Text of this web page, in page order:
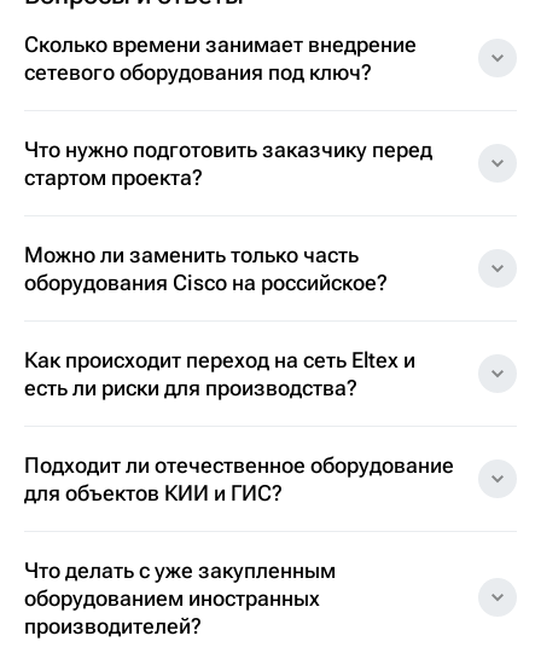
Сколько времени занимает внедрение
сетевого оборудования под ключ?
Что нужно подготовить заказчику перед
стартом проекта?
Можно ли заменить только часть
оборудования Cisco на российское?
Как происходит переход на сеть Eltex и
есть ли риски для производства?
Подходит ли отечественное оборудование
для объектов КИИ и ГИС?
Что делать с уже закупленным
оборудованием иностранных
производителей?